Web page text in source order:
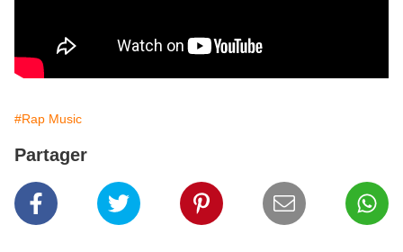
#Rap Music
Partager